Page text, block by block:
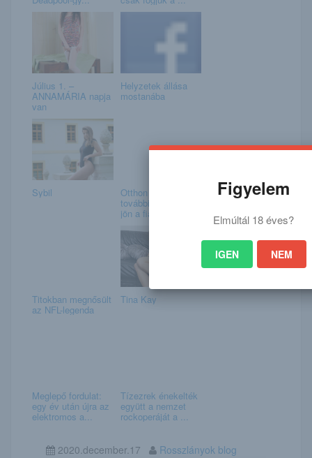
Július 1. –
ANNAMÁRIA napja
van
Helyzetek állása
mostanába
Sybil Otthon Start –
további könnyítés
jön a fiataloknak...
Titokban megnősült
az NFL-legenda
Tina Kay
Meglepő fordulat:
egy év után újra az
elektromos a...
Tízezrek énekelték
együtt a nemzet
rockoperáját a ...
2020.december.17 Rosszlányok blog
Figyelem
Elmúltál 18 éves?
IGEN NEM